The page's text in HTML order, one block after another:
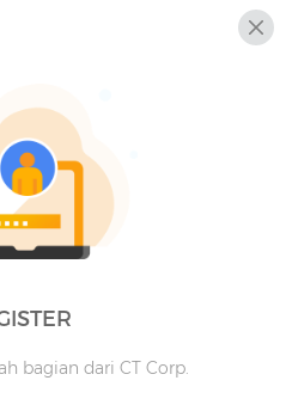
bagian dari CT Corp.